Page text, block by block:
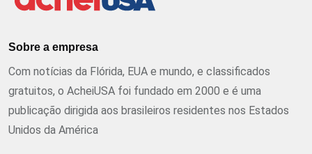
Sobre a empresa
Com notícias da Flórida, EUA e mundo, e classificados
gratuitos, o AcheiUSA foi fundado em 2000 e é uma
publicação dirigida aos brasileiros residentes nos Estados
Unidos da América